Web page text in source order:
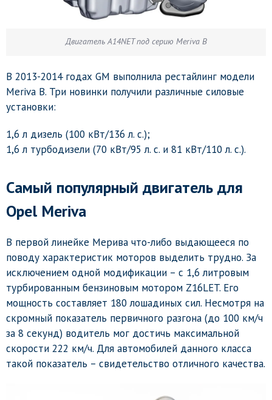
Двигатель A14NET под серию Meriva B
В 2013-2014 годах GM выполнила рестайлинг модели
Meriva B. Три новинки получили различные силовые
установки:
1,6 л дизель (100 кВт/136 л. с.);
1,6 л турбодизели (70 кВт/95 л. с. и 81 кВт/110 л. с.).
Самый популярный двигатель для
Opel Meriva
В первой линейке Мерива что-либо выдающееся по
поводу характеристик моторов выделить трудно. За
исключением одной модификации – с 1,6 литровым
турбированным бензиновым мотором Z16LET. Его
мощность составляет 180 лошадиных сил. Несмотря на
скромный показатель первичного разгона (до 100 км/ч
за 8 секунд) водитель мог достичь максимальной
скорости 222 км/ч. Для автомобилей данного класса
такой показатель – свидетельство отличного качества.